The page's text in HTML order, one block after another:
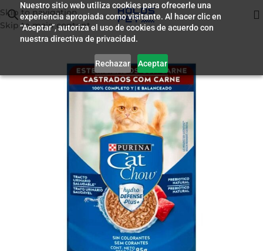
Nuestro sitio web utiliza cookies para ofrecerle una
experiencia apropiada como visitante. Al hacer clic en
“Aceptar”, autoriza el uso de cookies de acuerdo con
nuestra directiva de privacidad.
Rechazar Aceptar
Skip to navigation
Skip to main content
Inicio/Humedo para Gatos